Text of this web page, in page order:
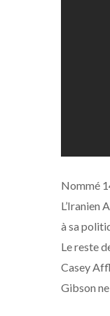
Nommé
L’Iranien
à sa
Le reste
Casey
Gibson